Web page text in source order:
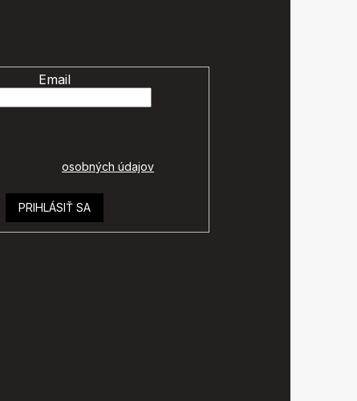
Email
osobných údajov
PRIHLÁSIŤ SA